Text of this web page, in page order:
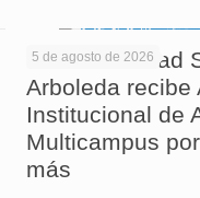
5 de agosto de 2026
La Universidad
Arboleda recibe
Institucional de
Multicampus
más